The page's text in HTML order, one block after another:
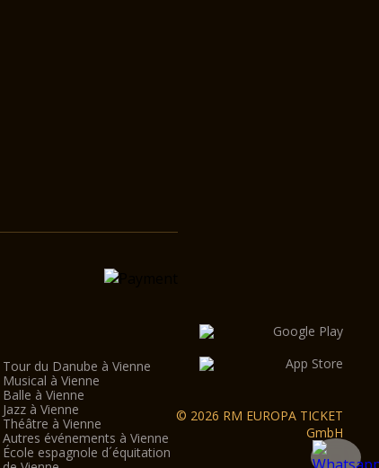
Tour du Danube à Vienne
Musical à Vienne
Balle à Vienne
Jazz à Vienne
Théâtre à Vienne
Autres événements à Vienne
École espagnole d´équitation
© 2026 RM EUROPA TICKET
GmbH